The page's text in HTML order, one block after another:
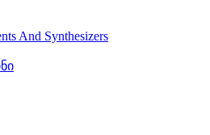
And Synthesizers